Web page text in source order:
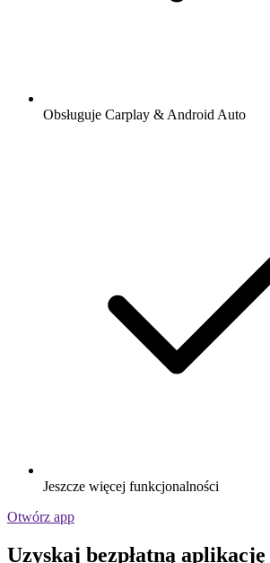
Obsługuje Carplay & Android Auto
Jeszcze więcej funkcjonalności
Otwórz app
Uzyskaj bezpłatną